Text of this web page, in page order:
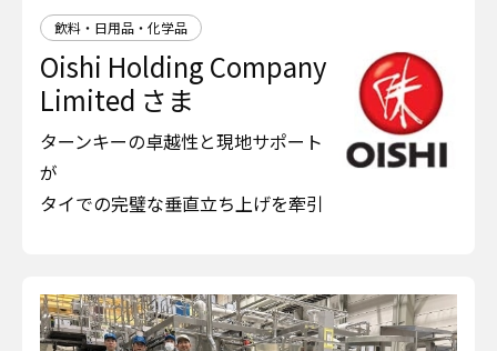
飲料・日用品・化学品
Oishi Holding Company
Limited さま
ターンキーの卓越性と現地サポート
が
タイでの完璧な垂直立ち上げを牽引